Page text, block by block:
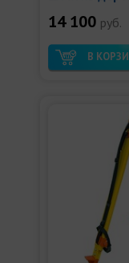
14 100 руб.
В